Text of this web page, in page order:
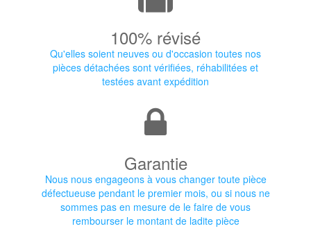
100% révisé
Qu'elles soient neuves ou d'occasion toutes nos
pièces détachées sont vérifiées, réhabilitées et
testées avant expédition
Garantie
Nous nous engageons à vous changer toute pièce
défectueuse pendant le premier mois, ou si nous ne
sommes pas en mesure de le faire de vous
rembourser le montant de ladite pièce